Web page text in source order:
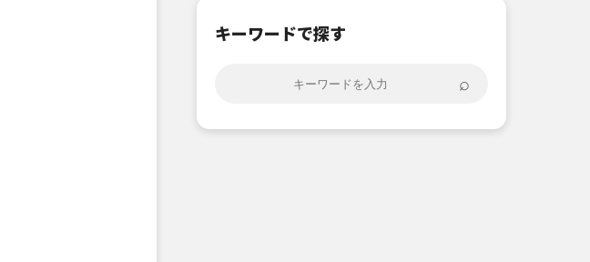
キーワードで探す
⌕